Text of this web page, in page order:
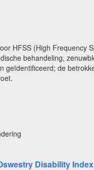
HFSS (High Frequency
behandeling,
geïdentificeerd; de
Disability Index